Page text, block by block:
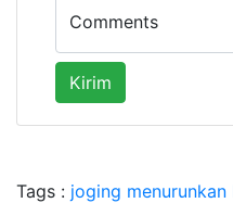
Comments
Kirim
Tags : joging